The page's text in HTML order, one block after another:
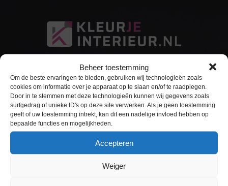
Beheer toestemming
Om de beste ervaringen te bieden, gebruiken wij technologieën zoals
cookies om informatie over je apparaat op te slaan en/of te raadplegen.
Door in te stemmen met deze technologieën kunnen wij gegevens zoals
surfgedrag of unieke ID's op deze site verwerken. Als je geen toestemming
geeft of uw toestemming intrekt, kan dit een nadelige invloed hebben op
bepaalde functies en mogelijkheden.
Accepteren
Weiger
Sitemap
Home
Interieurfolie